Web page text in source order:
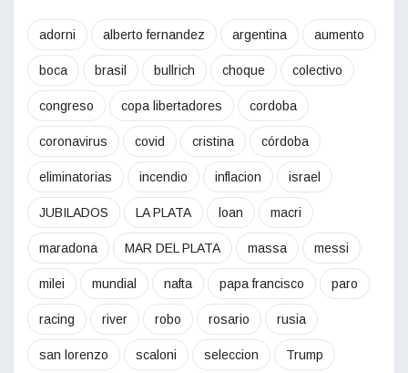
adorni alberto fernandez argentina aumento
boca brasil bullrich choque colectivo
congreso copa libertadores cordoba
coronavirus covid cristina córdoba
eliminatorias incendio inflacion israel
JUBILADOS LA PLATA loan macri
maradona MAR DEL PLATA massa messi
milei mundial nafta papa francisco paro
racing river robo rosario rusia
san lorenzo scaloni seleccion Trump